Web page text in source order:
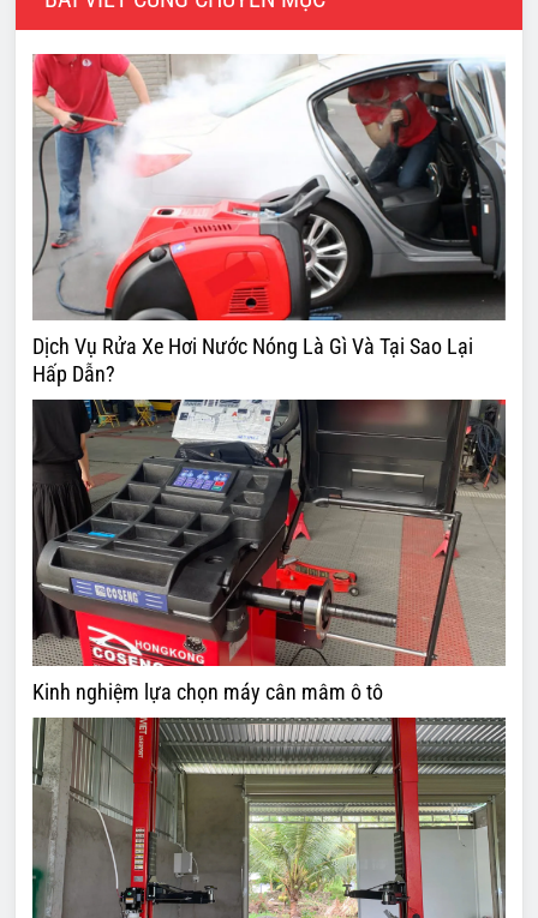
Dịch Vụ Rửa Xe Hơi Nước Nóng Là Gì Và Tại Sao Lại
Hấp Dẫn?
Kinh nghiệm lựa chọn máy cân mâm ô tô